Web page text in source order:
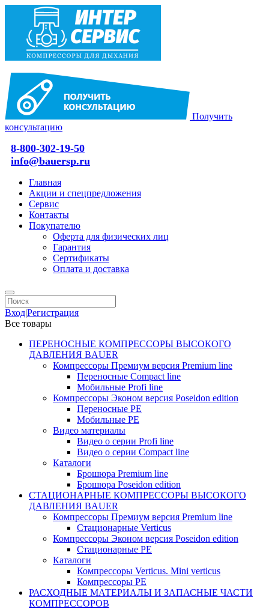
Получить
консультацию
8-800-302-19-50
info@bauersp.ru
Главная
Акции и спецпредложения
Сервис
Контакты
Покупателю
Оферта для физических лиц
Гарантия
Сертификаты
Оплата и доставка
Вход|Регистрация
Все товары
ПЕРЕНОСНЫЕ КОМПРЕССОРЫ ВЫСОКОГО
ДАВЛЕНИЯ BAUER
Компрессоры Премиум версия Premium line
Переносные Compact line
Мобильные Profi line
Компрессоры Эконом версия Poseidon edition
Переносные PE
Мобильные PE
Видео материалы
Видео о серии Profi line
Видео о серии Compact line
Каталоги
Брошюра Premium line
Брошюра Poseidon edition
СТАЦИОНАРНЫЕ КОМПРЕССОРЫ ВЫСОКОГО
ДАВЛЕНИЯ BAUER
Компрессоры Премиум версия Premium line
Стационарные Verticus
Компрессоры Эконом версия Poseidon edition
Стационарные PE
Каталоги
Компрессоры Verticus. Mini verticus
Компрессоры PE
РАСХОДНЫЕ МАТЕРИАЛЫ И ЗАПАСНЫЕ ЧАСТИ
КОМПРЕССОРОВ